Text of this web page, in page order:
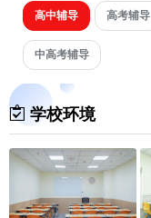
高中辅导 高考辅导
中高考辅导
学校环境